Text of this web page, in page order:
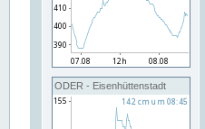
ODER - Eisenhüttenstadt